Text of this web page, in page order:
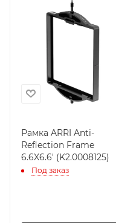
Рамка ARRI Anti-
Reflection Frame
6.6X6.6' (K2.0008125)
Под заказ